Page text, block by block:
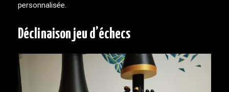
personnalisée.
Déclinaison jeu d’échecs